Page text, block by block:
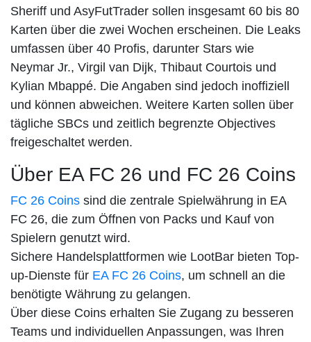
Sheriff und AsyFutTrader sollen insgesamt 60 bis 80
Karten über die zwei Wochen erscheinen. Die Leaks
umfassen über 40 Profis, darunter Stars wie
Neymar Jr., Virgil van Dijk, Thibaut Courtois und
Kylian Mbappé. Die Angaben sind jedoch inoffiziell
und können abweichen. Weitere Karten sollen über
tägliche SBCs und zeitlich begrenzte Objectives
freigeschaltet werden.
Über EA FC 26 und FC 26 Coins
FC 26 Coins sind die zentrale Spielwährung in EA
FC 26, die zum Öffnen von Packs und Kauf von
Spielern genutzt wird.
Sichere Handelsplattformen wie LootBar bieten Top-
up-Dienste für EA FC 26 Coins, um schnell an die
benötigte Währung zu gelangen.
Über diese Coins erhalten Sie Zugang zu besseren
Teams und individuellen Anpassungen, was Ihren